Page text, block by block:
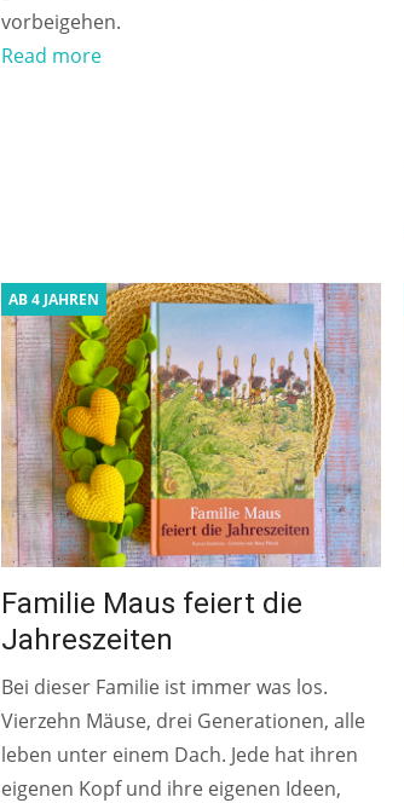
vorbeigehen.
Read more
AB 4 JAHREN
Familie Maus feiert die
Jahreszeiten
Bei dieser Familie ist immer was los.
Vierzehn Mäuse, drei Generationen, alle
leben unter einem Dach. Jede hat ihren
eigenen Kopf und ihre eigenen Ideen,